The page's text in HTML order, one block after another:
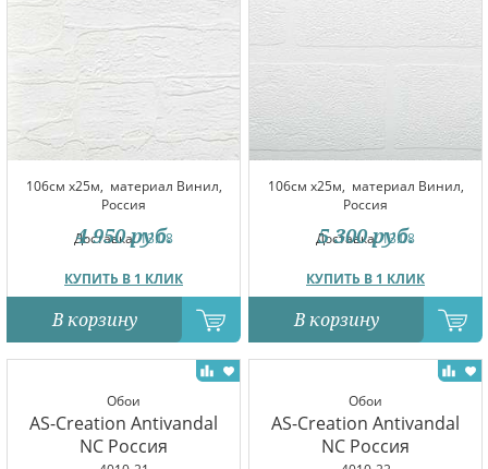
106см x25м, материал Винил,
Россия
Доставка:13.08
КУПИТЬ В 1 КЛИК
4 950 руб.
В корзину
106см x25м, материал Винил,
Россия
Доставка:13.08
КУПИТЬ В 1 КЛИК
5 300 руб.
В корзину
Обои
AS-Creation Antivandal
NC Россия
Обои
AS-Creation Antivandal
NC Россия